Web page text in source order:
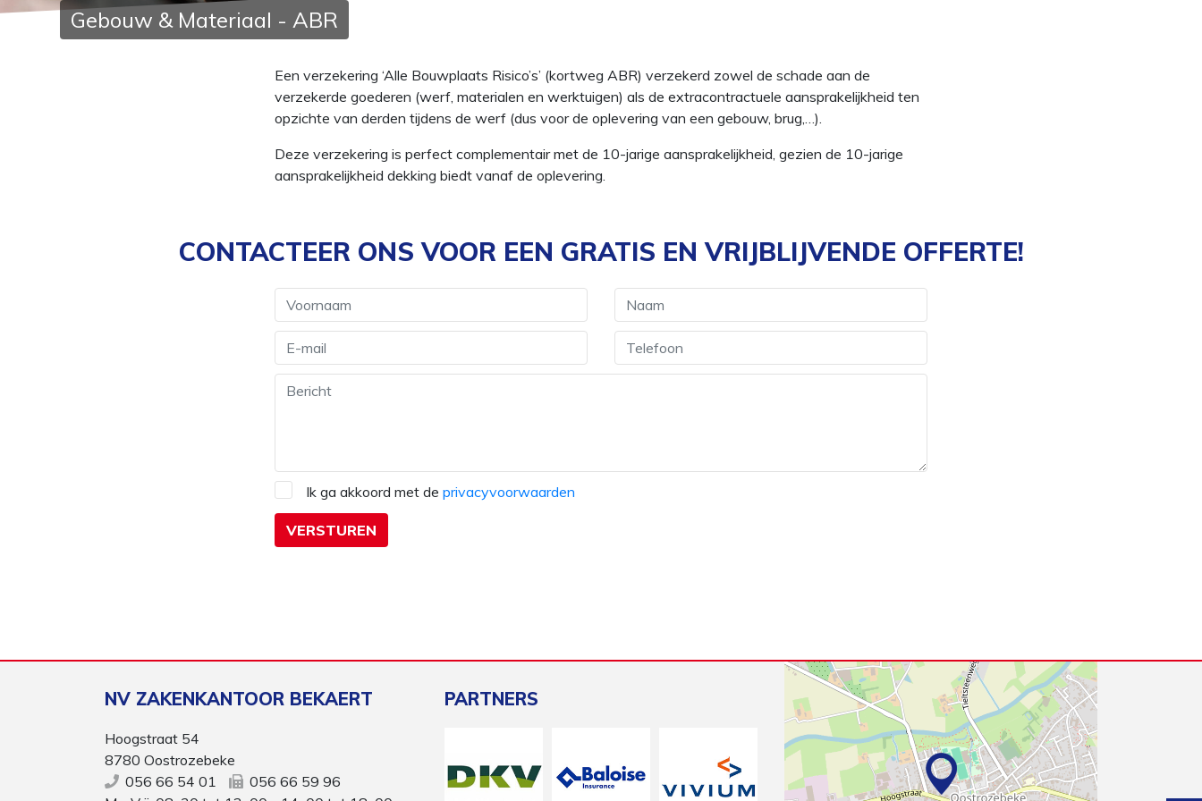
Gebouw & Materiaal - ABR
Een verzekering ‘Alle Bouwplaats Risico’s’ (kortweg ABR) verzekerd zowel de schade aan de
verzekerde goederen (werf, materialen en werktuigen) als de extracontractuele aansprakelijkheid ten
opzichte van derden tijdens de werf (dus voor de oplevering van een gebouw, brug,…).
Deze verzekering is perfect complementair met de 10-jarige aansprakelijkheid, gezien de 10-jarige
aansprakelijkheid dekking biedt vanaf de oplevering.
CONTACTEER ONS VOOR EEN GRATIS EN VRIJBLIJVENDE OFFERTE!
Ik ga akkoord met de privacyvoorwaarden
NV ZAKENKANTOOR BEKAERT
Hoogstraat 54
8780 Oostrozebeke
056 66 54 01
056 66 59 96
PARTNERS